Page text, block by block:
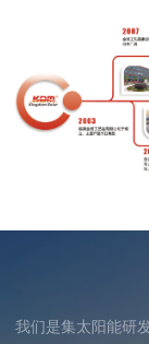
我们是集太阳能研